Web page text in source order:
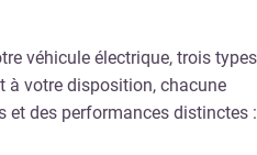
véhicule électrique, trois types
à votre disposition, chacune
et des performances distinctes :